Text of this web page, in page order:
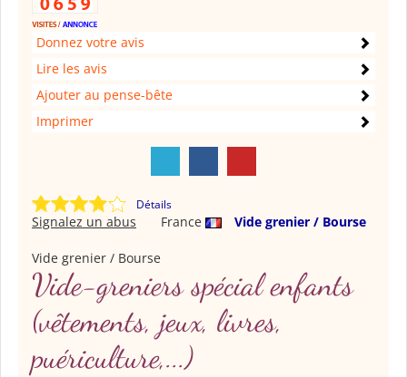
Donnez votre avis
Lire les avis
Ajouter au pense-bête
Imprimer
Détails
France Vide grenier / Bourse
Signalez un abus
Vide grenier / Bourse
Vide-greniers spécial enfants
(vêtements, jeux, livres,
puériculture,...)